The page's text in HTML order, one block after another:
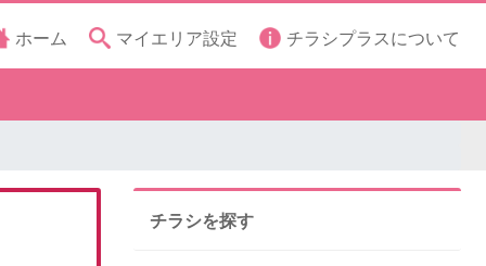
ホーム マイエリア設定 チラシプラスについて
チラシを探す